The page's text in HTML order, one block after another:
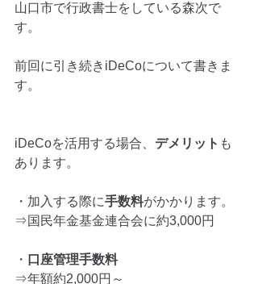
山口市で行政書士をしている森次で
す。
前回に引き続きiDeCoについて書きま
す。
iDeCoを活用する場合、 デメリット も
あります。
・加入する際に手数料がかかります。
⇒国民年金基金連合会に約3,000円
・ 口座管理手数料
⇒年額約2,000円～